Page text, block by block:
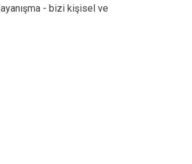
- bizi kişisel ve